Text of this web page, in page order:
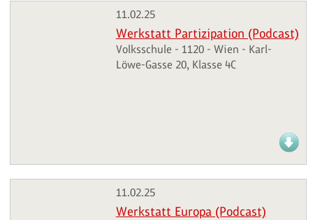
11.02.25
Werkstatt Partizipation (Podcast)
Volksschule - 1120 - Wien - Karl-
Löwe-Gasse 20, Klasse 4C
11.02.25
Werkstatt Europa (Podcast)